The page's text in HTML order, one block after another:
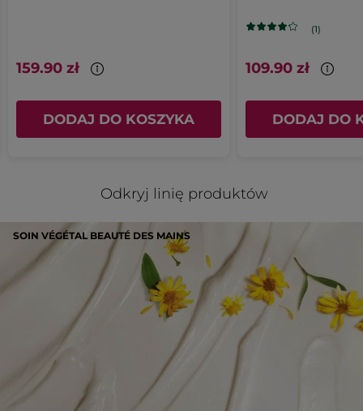
HYDROGENATED COCONUT OIL
PALMITIC ACID
MALVA SYLVESTRIS (MALLOW) FLOWER EXTRACT
XANTHAN GUM
SODIUM GLUCONATE
SORBIC ACID
SODIUM HYDROXIDE
HEXANEDIOL
CAPRYLYL GLYCOL
* Składniki syntetyczne
159.90 zł
DODAJ DO KOSZYKA
(1)
109.90 zł
DODAJ DO
Odkryj linię produktów
SOIN VÉGÉTAL BEAUTÉ DES MAINS